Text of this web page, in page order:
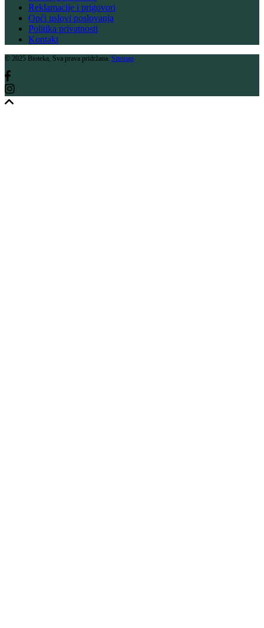
Reklamacije i prigovori
Opći uslovi poslovanja
Politika privatnosti
Kontakt
© 2025 Bioteka, Sva prava pridržana. Sitemap